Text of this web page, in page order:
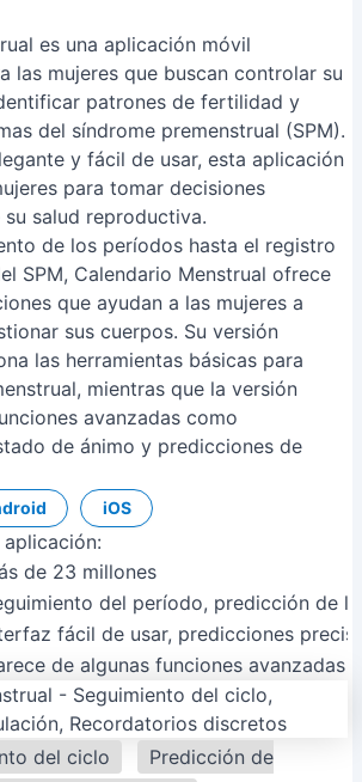
es una aplicación móvil
las mujeres que buscan controlar su
patrones de fertilidad y
del síndrome premenstrual (SPM).
y fácil de usar, esta aplicación
para tomar decisiones
salud reproductiva.
de los períodos hasta el registro
SPM, Calendario Menstrual ofrece
que ayudan a las mujeres a
sus cuerpos. Su versión
las herramientas básicas para
mientras que la versión
avanzadas como
de ánimo y predicciones de
iOS
de 23 millones
del período, predicción de
fácil de usar, predicciones
de algunas funciones
del ciclo
Predicción de